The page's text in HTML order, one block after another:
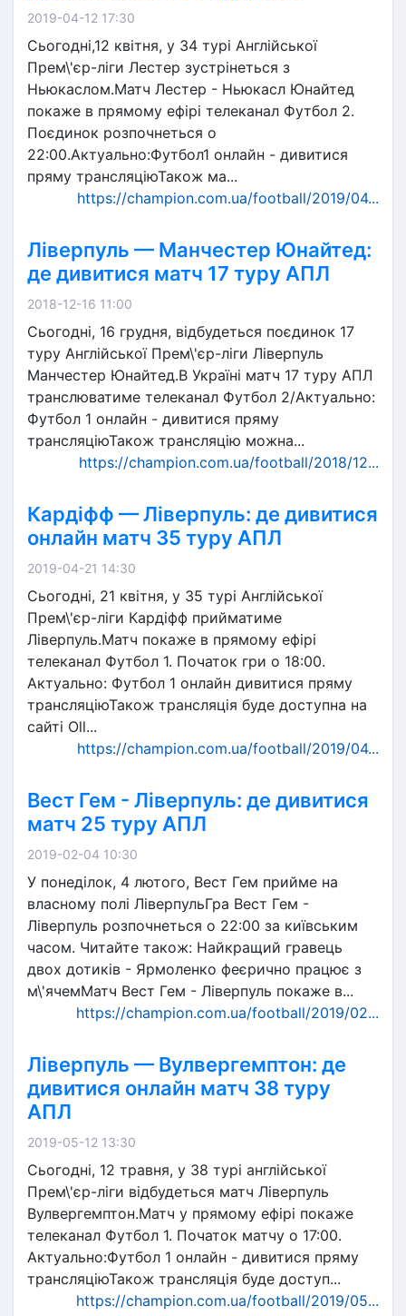
2019-04-12 17:30
Сьогодні,12 квітня, у 34 турі Англійської
Прем\'єр-ліги Лестер зустрінеться з
Ньюкаслом.Матч Лестер - Ньюкасл Юнайтед
покаже в прямому ефірі телеканал Футбол 2.
Поєдинок розпочнеться о
22:00.Актуально:Футбол1 онлайн - дивитися
пряму трансляціюТакож ма...
https://champion.com.ua/football/2019/04...
Ліверпуль — Манчестер Юнайтед:
де дивитися матч 17 туру АПЛ
2018-12-16 11:00
Сьогодні, 16 грудня, відбудеться поєдинок 17
туру Англійської Прем\'єр-ліги Ліверпуль
Манчестер Юнайтед.В Україні матч 17 туру АПЛ
транслюватиме телеканал Футбол 2/Актуально:
Футбол 1 онлайн - дивитися пряму
трансляціюТакож трансляцію можна...
https://champion.com.ua/football/2018/12...
Кардіфф — Ліверпуль: де дивитися
онлайн матч 35 туру АПЛ
2019-04-21 14:30
Сьогодні, 21 квітня, у 35 турі Англійської
Прем\'єр-ліги Кардіфф прийматиме
Ліверпуль.Матч покаже в прямому ефірі
телеканал Футбол 1. Початок гри о 18:00.
Актуально: Футбол 1 онлайн дивитися пряму
трансляціюТакож трансляція буде доступна на
сайті Oll...
https://champion.com.ua/football/2019/04...
Вест Гем - Ліверпуль: де дивитися
матч 25 туру АПЛ
2019-02-04 10:30
У понеділок, 4 лютого, Вест Гем прийме на
власному полі ЛіверпульГра Вест Гем -
Ліверпуль розпочнеться о 22:00 за київським
часом. Читайте також: Найкращий гравець
двох дотиків - Ярмоленко феєрично працює з
м\'ячемМатч Вест Гем - Ліверпуль покаже в...
https://champion.com.ua/football/2019/02...
Ліверпуль — Вулвергемптон: де
дивитися онлайн матч 38 туру
АПЛ
2019-05-12 13:30
Сьогодні, 12 травня, у 38 турі англійської
Прем\'єр-ліги відбудеться матч Ліверпуль
Вулвергемптон.Матч у прямому ефірі покаже
телеканал Футбол 1. Початок матчу о 17:00.
Актуально:Футбол 1 онлайн - дивитися пряму
трансляціюТакож трансляція буде доступ...
https://champion.com.ua/football/2019/05...